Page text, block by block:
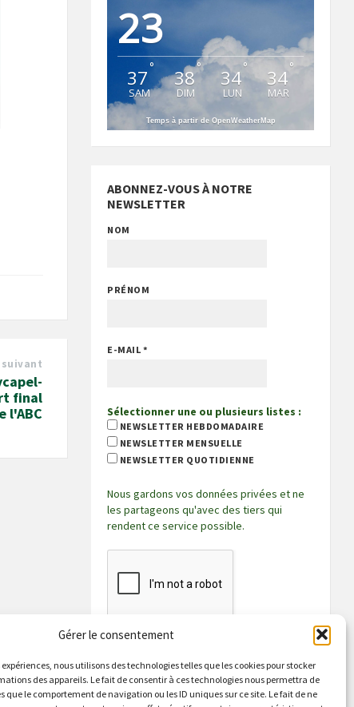
Gérer le consentement
nous utilisons des technologies telles que les cookies pour stocker
des appareils. Le fait de consentir à ces technologies nous permettra de
que le comportement de navigation ou les ID uniques sur ce site. Le fait de ne
suivant
final
l'ABC
23
37°
SAM
38°
DIM
34°
LUN
34°
MAR
Temps à partir de OpenWeatherMap
ABONNEZ-VOUS À NOTRE
NEWSLETTER
NOM
PRÉNOM
E-MAIL *
Sélectionner une ou plusieurs listes :
NEWSLETTER HEBDOMADAIRE
NEWSLETTER MENSUELLE
NEWSLETTER QUOTIDIENNE
Nous gardons vos données privées et ne
les partageons qu'avec des tiers qui
rendent ce service possible.